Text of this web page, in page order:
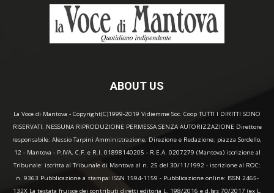
ABOUT US
La Voce di Mantova - Copyright(C)1999-2019 Vidiemme Soc. Coop TUTTI I DIRITTI SONO
RISERVATI. NESSUNA RIPRODUZIONE PERMESSA SENZA AUTORIZZAZIONE Direttore
responsabile: Alessio Tarpini Amministrazione, Direzione e Redazione: piazza Sordello,
12 - Mantova - P.IVA, C.F. e R.I. 01898140205 - R.E.A. 0207279 (Mantova) iscrizione al
Tribunale: iscritta al Tribunale di Mantova al n. 25 del 30/11/1992 - iscrizione al ROC:
n. 9363 Pubblicazione a stampa: ISSN 1594-1159 - Pubblicazione online: ISSN 2465-
132X La testata fruisce dei contributi diretti editoria L. 198/2016 e d.lgs 70/2017 (ex L.